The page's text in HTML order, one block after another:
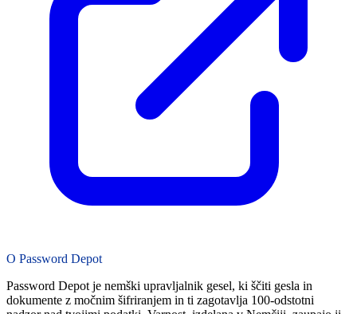
O Password Depot
Password Depot je nemški upravljalnik gesel, ki ščiti gesla in
dokumente z močnim šifriranjem in ti zagotavlja 100-odstotni